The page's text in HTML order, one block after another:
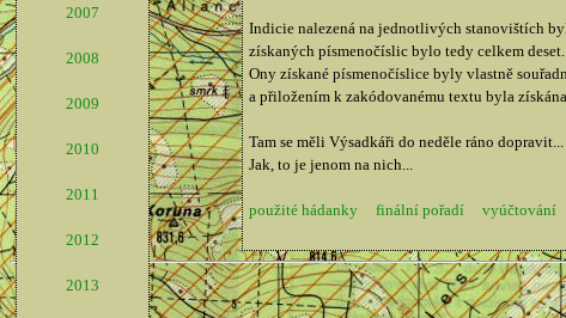
2007
2008
2009
2010
2011
2012
2013
Indicie nalezená na jednotlivých stanovištích
získaných písmenočíslic bylo tedy celkem deset.
Ony získané písmenočíslice byly vlastně
a přiložením k zakódovanému textu byla
Tam se měli Výsadkáři do neděle ráno dopravit...
Jak, to je jenom na nich...
použité hádanky finální pořadí vyúčtování